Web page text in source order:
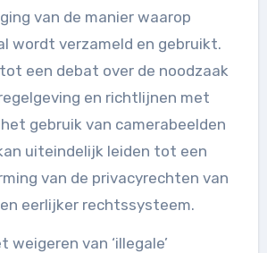
van de manier waarop
wordt verzameld en gebruikt.
een debat over de noodzaak
en richtlijnen met
gebruik van camerabeelden
uiteindelijk leiden tot een
van de privacyrechten van
eerlijker rechtssysteem.
weigeren van ‘illegale’